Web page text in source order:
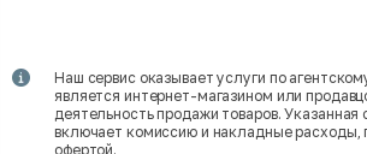
Наш сервис оказывает услуги по
является интернет-магазином или
деятельность продажи товаров. Указанная
включает комиссию и накладные расходы,
офертой.